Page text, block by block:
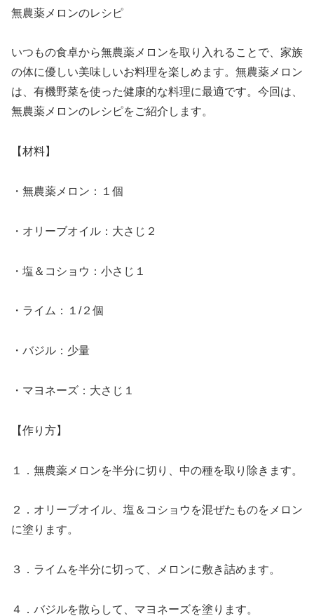
無農薬メロンのレシピ
いつもの食卓から無農薬メロンを取り入れることで、家族
の体に優しい美味しいお料理を楽しめます。無農薬メロン
は、有機野菜を使った健康的な料理に最適です。今回は、
無農薬メロンのレシピをご紹介します。
【材料】
・無農薬メロン：１個
・オリーブオイル：大さじ２
・塩＆コショウ：小さじ１
・ライム：１/２個
・バジル：少量
・マヨネーズ：大さじ１
【作り方】
１．無農薬メロンを半分に切り、中の種を取り除きます。
２．オリーブオイル、塩＆コショウを混ぜたものをメロン
に塗ります。
３．ライムを半分に切って、メロンに敷き詰めます。
４．バジルを散らして、マヨネーズを塗ります。